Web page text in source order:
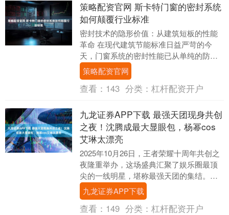
策略配资官网 斯卡特门窗的密封系统
如何颠覆行业标准
密封技术的隐形价值：从建筑短板的性能
革命 在现代建筑节能标准日益严苛的今
天，门窗系统的密封性能已从单纯的防水
防风功能，演变为衡量建筑整体性能的核
心指标。据统计，....
策略配资官网
查看： 143 分类： 杠杆配资开户
九龙证券APP下载 最强天团现身共创
之夜！沈腾成最大显眼包，杨幂cos
艾琳太漂亮
2025年10月26日，王者荣耀十周年共创之
夜隆重举办，这场盛典汇聚了娱乐圈最顶
尖的一线明星，堪称最强天团的集结。参
会嘉宾阵容空前豪华，包括杨幂、沈腾、
何炅、林....
九龙证券APP下载
查看： 149 分类： 杠杆配资开户